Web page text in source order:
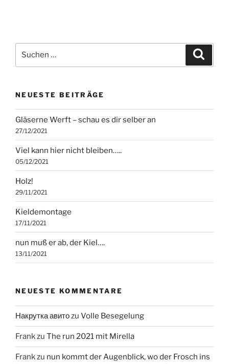
nach:
NEUESTE BEITRÄGE
Gläserne Werft – schau es dir selber an
27/12/2021
Viel kann hier nicht bleiben…..
05/12/2021
Holz!
29/11/2021
Kieldemontage
17/11/2021
nun muß er ab, der Kiel….
13/11/2021
NEUESTE KOMMENTARE
Накрутка авитоzu Volle Besegelung
Frankzu The run 2021 mit Mirella
Frankzu nun kommt der Augenblick, wo der Frosch ins